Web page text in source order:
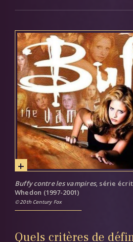
Buffy contre les vampires, série
Whedon (1997-2001)
20th Century Fox
Quels critères de